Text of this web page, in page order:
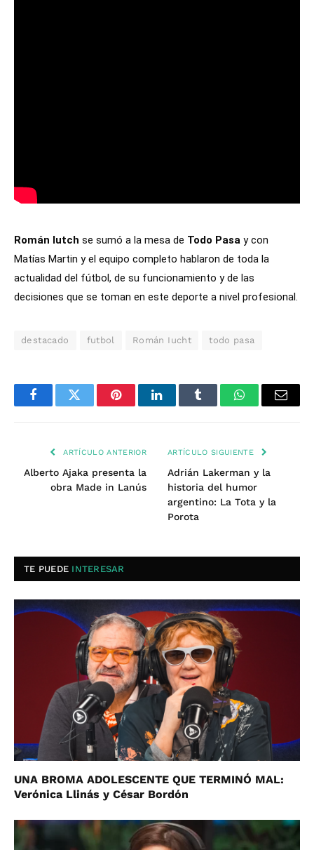
Román Iutch se sumó a la mesa de Todo Pasa y con
Matías Martin y el equipo completo hablaron de toda la
actualidad del fútbol, de su funcionamiento y de las
decisiones que se toman en este deporte a nivel profesional.
destacado futbol Román Iucht todo pasa
FacebookTwitter PinterestLinkedInTumblr WhatsAppEmail
ARTÍCULO ANTERIOR
Alberto Ajaka presenta la
obra Made in Lanús
ARTÍCULO SIGUIENTE
Adrián Lakerman y la
historia del humor
argentino: La Tota y la
Porota
TE PUEDE INTERESAR
UNA BROMA ADOLESCENTE QUE TERMINÓ MAL:
Verónica Llinás y César Bordón